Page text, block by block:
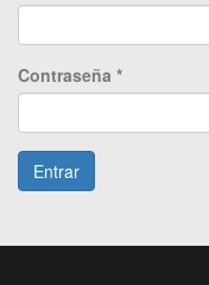
Contraseña *
Entrar